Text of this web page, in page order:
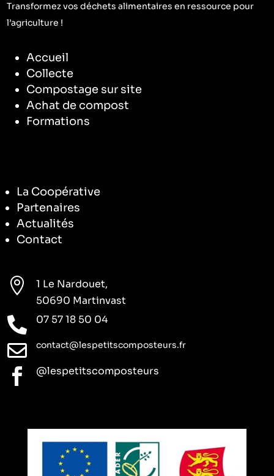
Transformez vos déchets alimentaires en ressource pour
l’agriculture !
Accueil
Collecte
Compostage sur site
Achat de compost
Formations
La Coopérative
Partenaires
Actualités
Contact

1 Le Nardouet,
50690 Martinvast
 07 57 18 50 04
 contact@lespetitscomposteurs.fr
 @lespetitscomposteurs